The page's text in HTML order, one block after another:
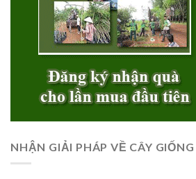
NHẬN GIẢI PHÁP VỀ CÂY